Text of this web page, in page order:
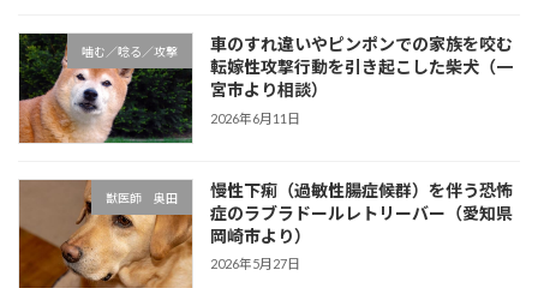
噛む／唸る／攻撃
車のすれ違いやピンポンでの家族を咬む
転嫁性攻撃行動を引き起こした柴犬（一
宮市より相談）
2026年6月11日
獣医師 奥田
慢性下痢（過敏性腸症候群）を伴う恐怖
症のラブラドールレトリーバー（愛知県
岡崎市より）
2026年5月27日